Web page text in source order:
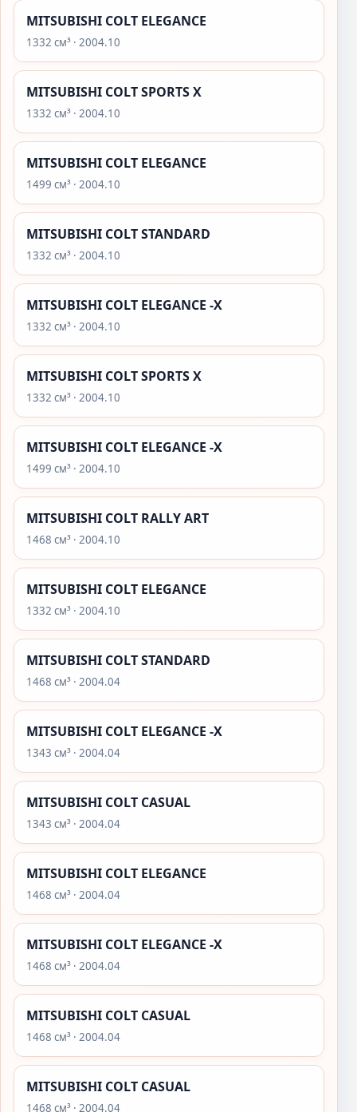
MITSUBISHI COLT ELEGANCE
1332 см³ · 2004.10
MITSUBISHI COLT SPORTS X
1332 см³ · 2004.10
MITSUBISHI COLT ELEGANCE
1499 см³ · 2004.10
MITSUBISHI COLT STANDARD
1332 см³ · 2004.10
MITSUBISHI COLT ELEGANCE -X
1332 см³ · 2004.10
MITSUBISHI COLT SPORTS X
1332 см³ · 2004.10
MITSUBISHI COLT ELEGANCE -X
1499 см³ · 2004.10
MITSUBISHI COLT RALLY ART
1468 см³ · 2004.10
MITSUBISHI COLT ELEGANCE
1332 см³ · 2004.10
MITSUBISHI COLT STANDARD
1468 см³ · 2004.04
MITSUBISHI COLT ELEGANCE -X
1343 см³ · 2004.04
MITSUBISHI COLT CASUAL
1343 см³ · 2004.04
MITSUBISHI COLT ELEGANCE
1468 см³ · 2004.04
MITSUBISHI COLT ELEGANCE -X
1468 см³ · 2004.04
MITSUBISHI COLT CASUAL
1468 см³ · 2004.04
MITSUBISHI COLT CASUAL
1468 см³ · 2004.04